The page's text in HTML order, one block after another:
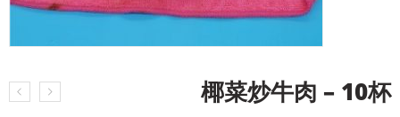
椰菜炒牛肉 – 10杯